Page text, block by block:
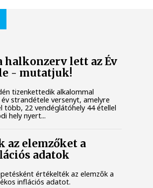
halkonzerv lett az Év
- mutatjuk!
tizenkettedik alkalommal
strandétele versenyt, amelyre
több, 22 vendéglátóhely 44 étellel
hely nyert...
az elemzőket a
adatok
értékelték az elemzők a
inflációs adatot.